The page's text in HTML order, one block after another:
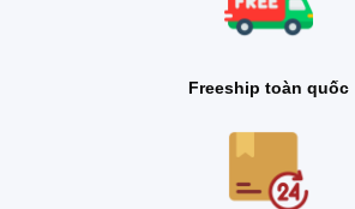
Freeship toàn quốc